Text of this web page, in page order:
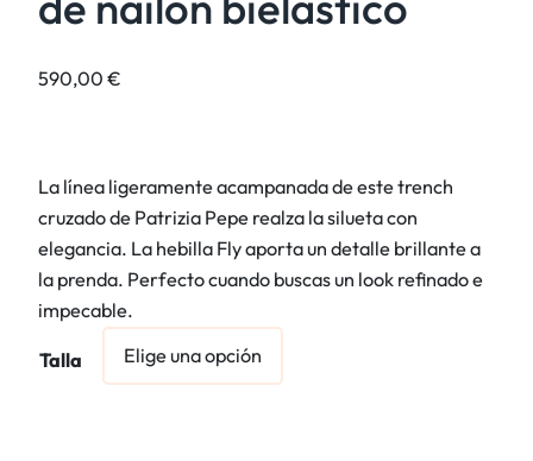
590,00 €
La línea ligeramente acampanada de este trench
cruzado de Patrizia Pepe realza la silueta con
elegancia. La hebilla Fly aporta un detalle brillante a
la prenda. Perfecto cuando buscas un look refinado e
impecable.
Talla